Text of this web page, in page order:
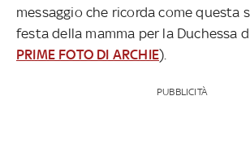
messaggio che ricorda come questa
festa della mamma per la Duchessa
PRIME FOTO DI ARCHIE).
PUBBLICITÀ